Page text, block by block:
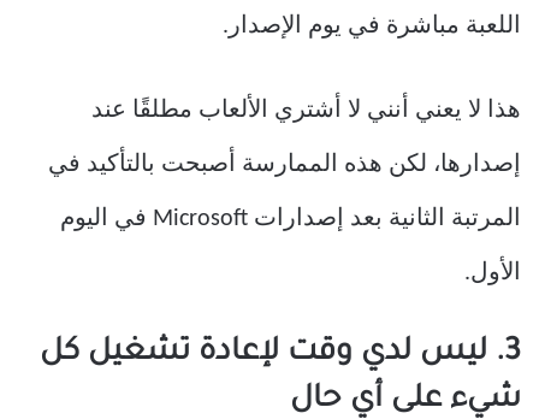
اللعبة مباشرة في يوم الإصدار.
هذا لا يعني أنني لا أشتري الألعاب مطلقًا عند
إصدارها، لكن هذه الممارسة أصبحت بالتأكيد في
المرتبة الثانية بعد إصدارات Microsoft في اليوم
الأول.
3. ليس لدي وقت لإعادة تشغيل كل
شيء على أي حال